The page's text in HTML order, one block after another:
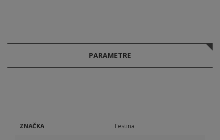
PARAMETRE
ZNAČKA Festina